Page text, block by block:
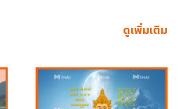
ดูเพิ่มเติม